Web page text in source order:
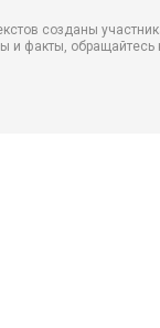
созданы
и факты,